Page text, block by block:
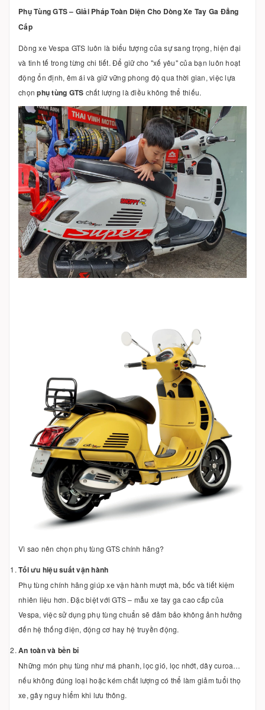
Phụ Tùng GTS – Giải Pháp Toàn Diện Cho Dòng Xe Tay Ga Đẳng
Cấp
Dòng xe Vespa GTS luôn là biểu tượng của sự sang trọng, hiện đại
và tinh tế trong từng chi tiết. Để giữ cho "xế yêu" của bạn luôn hoạt
động ổn định, êm ái và giữ vững phong độ qua thời gian, việc lựa
chọnphụ tùng GTS chất lượng là điều không thể thiếu.
Vì sao nên chọn phụ tùng GTS chính hãng?
Tối ưu hiệu suất vận hành
Phụ tùng chính hãng giúp xe vận hành mượt mà, bốc và tiết kiệm
nhiên liệu hơn. Đặc biệt với GTS – mẫu xe tay ga cao cấp của
Vespa, việc sử dụng phụ tùng chuẩn sẽ đảm bảo không ảnh hưởng
đến hệ thống điện, động cơ hay hệ truyền động.
An toàn và bền bỉ
Những món phụ tùng như má phanh, lọc gió, lọc nhớt, dây curoa…
nếu không đúng loại hoặc kém chất lượng có thể làm giảm tuổi thọ
xe, gây nguy hiểm khi lưu thông.